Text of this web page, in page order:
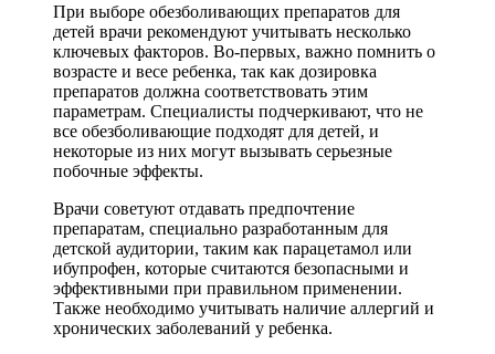
При выборе обезболивающих препаратов для
детей врачи рекомендуют учитывать несколько
ключевых факторов. Во-первых, важно помнить о
возрасте и весе ребенка, так как дозировка
препаратов должна соответствовать этим
параметрам. Специалисты подчеркивают, что не
все обезболивающие подходят для детей, и
некоторые из них могут вызывать серьезные
побочные эффекты.
Врачи советуют отдавать предпочтение
препаратам, специально разработанным для
детской аудитории, таким как парацетамол или
ибупрофен, которые считаются безопасными и
эффективными при правильном применении.
Также необходимо учитывать наличие аллергий и
хронических заболеваний у ребенка.